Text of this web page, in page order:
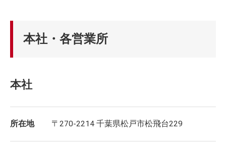
本社・各営業所
本社
所在地 〒270-2214 千葉県松戸市松飛台229